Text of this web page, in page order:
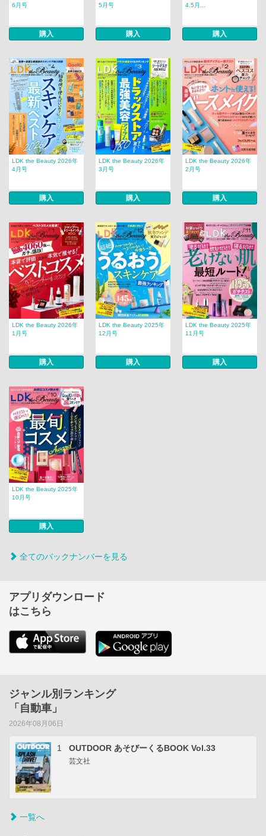
6月号
購入
5月号
購入
4.5月...
購入
LDK the Beauty 2026年
4月号
購入
LDK the Beauty 2026年
3月号
購入
LDK the Beauty 2026年
2月号
購入
LDK the Beauty 2026年
1月号
購入
LDK the Beauty 2025年
12月号
購入
LDK the Beauty 2025年
11月号
購入
LDK the Beauty 2025年
10月号
購入
全てのバックナンバーを見る
アプリダウンロード
はこちら
ジャンル別ランキング
「自動車」
2026年08月06日
1 OUTDOOR あそびーくるBOOK Vol.33
芸文社
一覧へ